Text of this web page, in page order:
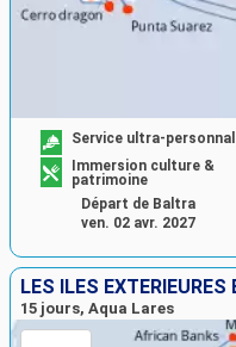
Service ultra-
Immersion culture &
patrimoine
Départ de Baltra
ven. 02 avr. 2027
15 jours, Aqua Lares